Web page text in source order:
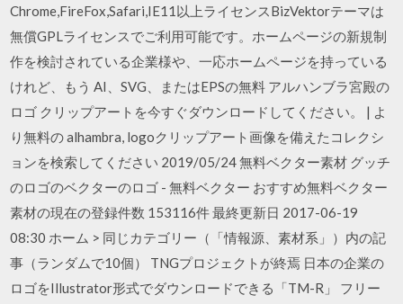
Chrome,FireFox,Safari,IE11以上ライセンスBizVektorテーマは
無償GPLライセンスでご利用可能です。ホームページの新規制
作を検討されている企業様や、一応ホームページを持っている
けれど、もう AI、SVG、またはEPSの無料 アルハンブラ宮殿の
ロゴ クリップアートを今すぐダウンロードしてください。 | よ
り無料の alhambra, logoクリップアート画像を備えたコレクシ
ョンを検索してください 2019/05/24 無料ベクター素材 グッチ
のロゴのベクターのロゴ - 無料ベクター おすすめ無料ベクター
素材の現在の登録件数 153116件 最終更新日 2017-06-19
08:30 ホーム > 同じカテゴリー（「情報源、素材系」）内の記
事（ランダムで10個） TNGプロジェクトが終焉 日本の企業の
ロゴをIllustrator形式でダウンロードできる「TM-R」 フリー